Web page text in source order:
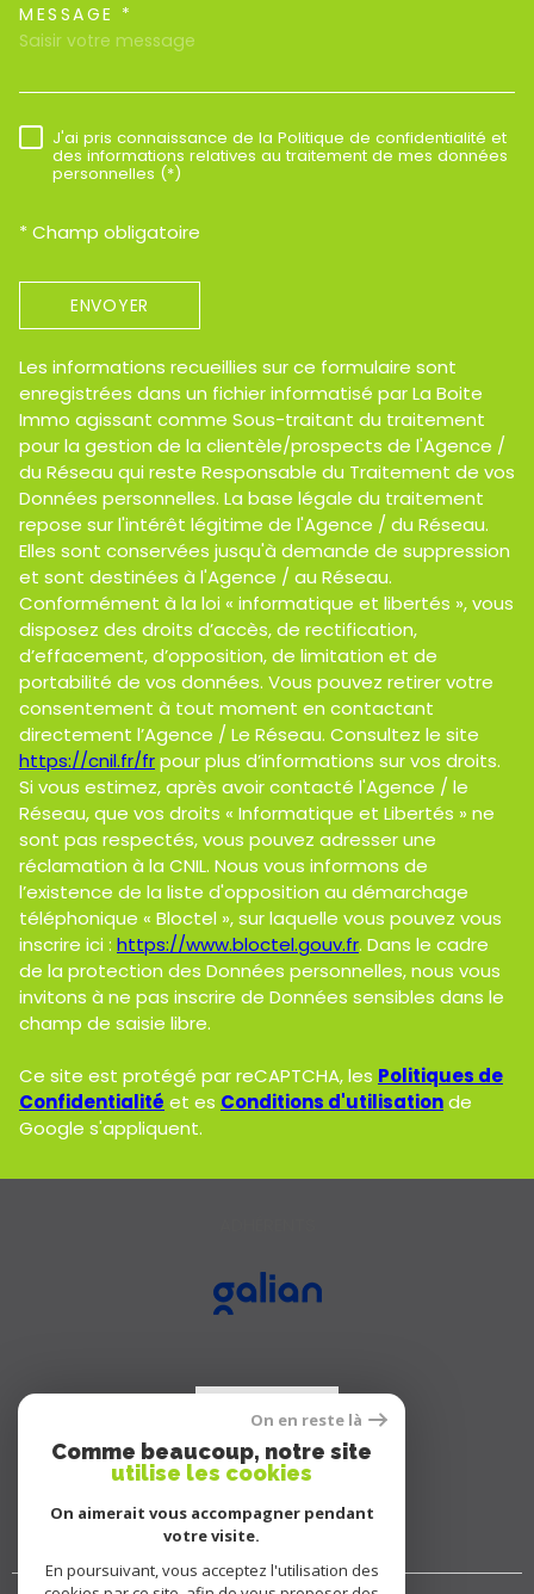
MESSAGE *
RÈGLEMENTATION
J'ai pris connaissance de la Politique de confidentialité et
des informations relatives au traitement de mes données
personnelles (*)
* Champ obligatoire
ENVOYER
Les informations recueillies sur ce formulaire sont
enregistrées dans un fichier informatisé par La Boite
Immo agissant comme Sous-traitant du traitement
pour la gestion de la clientèle/prospects de l'Agence /
du Réseau qui reste Responsable du Traitement de vos
Données personnelles. La base légale du traitement
repose sur l'intérêt légitime de l'Agence / du Réseau.
Elles sont conservées jusqu'à demande de suppression
et sont destinées à l'Agence / au Réseau.
Conformément à la loi « informatique et libertés », vous
disposez des droits d’accès, de rectification,
d’effacement, d’opposition, de limitation et de
portabilité de vos données. Vous pouvez retirer votre
consentement à tout moment en contactant
directement l’Agence / Le Réseau. Consultez le site
https://cnil.fr/frpour plus d’informations sur vos droits.
Si vous estimez, après avoir contacté l'Agence / le
Réseau, que vos droits « Informatique et Libertés » ne
sont pas respectés, vous pouvez adresser une
réclamation à la CNIL. Nous vous informons de
l’existence de la liste d'opposition au démarchage
téléphonique « Bloctel », sur laquelle vous pouvez vous
inscrire ici : https://www.bloctel.gouv.fr. Dans le cadre
de la protection des Données personnelles, nous vous
invitons à ne pas inscrire de Données sensibles dans le
champ de saisie libre.
Ce site est protégé par reCAPTCHA, les Politiques de
Confidentialité et es Conditions d'utilisationde
Google s'appliquent.
On en reste là
Comme beaucoup, notre site
utilise les cookies
On aimerait vous accompagner pendant
votre visite.
En poursuivant, vous acceptez l'utilisation des